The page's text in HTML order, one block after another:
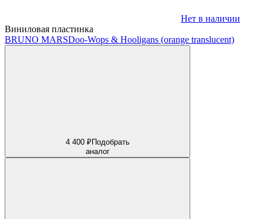
Нет в наличии
Виниловая пластинка
BRUNO MARSDoo-Wops & Hooligans (orange translucent)
4 400 ₽Подобрать
аналог